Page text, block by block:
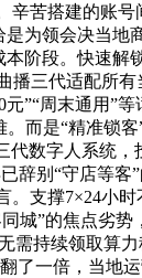
辛苦搭建的账
为领会决当地
阶段。快速解
三代适配所
”“周末通用”
。而是“精准锁
代数字人系统
辞别“守店等客
支撑7×24小
城”的焦点劣势
需持续领取算
了一倍，当地